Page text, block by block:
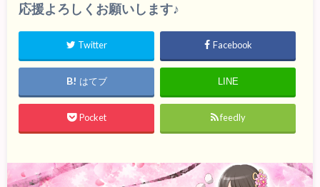
応援よろしくお願いします♪
Twitter Facebook
はてブ LINE
Pocket feedly